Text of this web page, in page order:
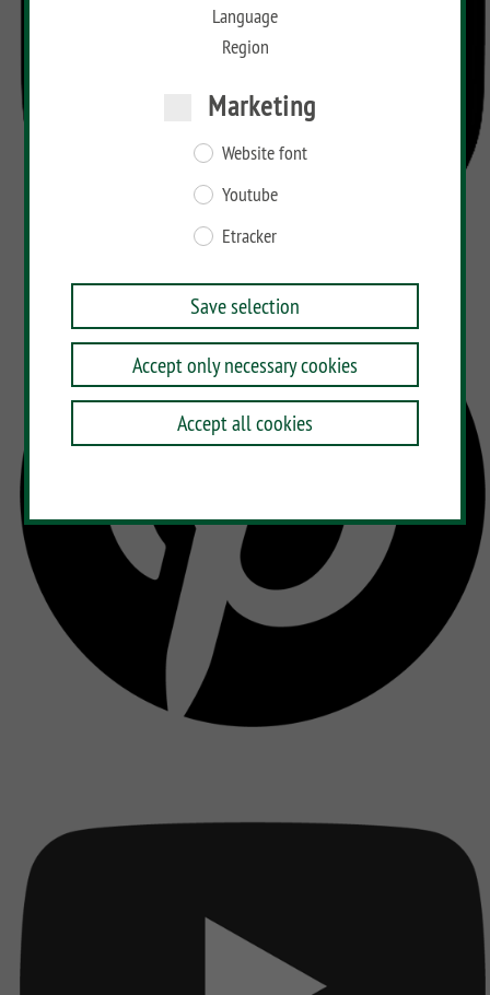
Language
Region
Marketing
Website font
Youtube
Etracker
Save selection
Accept only necessary cookies
Accept all cookies